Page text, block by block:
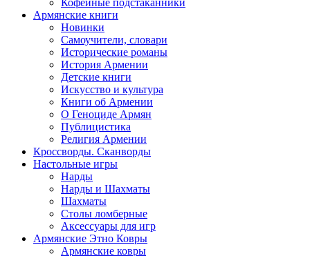
Кофейные подстаканники
Армянские книги
Новинки
Самоучители, словари
Исторические романы
История Армении
Детские книги
Иcкусство и культура
Книги об Армении
О Геноциде Армян
Публицистика
Религия Армении
Кроссворды. Сканворды
Настольные игры
Нарды
Нарды и Шахматы
Шахматы
Столы ломберные
Аксессуары для игр
Армянские Этно Ковры
Армянские ковры